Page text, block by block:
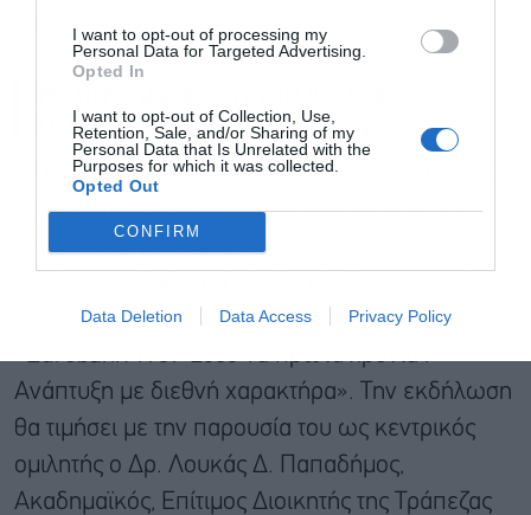
I want to opt-out of processing my
Personal Data for Targeted Advertising.
Opted In
I want to opt-out of Collection, Use,
Retention, Sale, and/or Sharing of my
Personal Data that Is Unrelated with the
Purposes for which it was collected.
Opted Out
CONFIRM
Data Deletion Data Access Privacy Policy
έσοδα.
Παπαδήμου
– Την τιμητική της έχει σήμερα η Eurobank. Με
αφορμή την επέτειο των 30 χρόνων από την
ίδρυση της Τράπεζας, θα γίνει παρουσίαση του
Δικαίου κ. Χρήστου Βλ. Γκόρτσου, με τίτλο
«Eurobank 1989-2008 Τα πρώτα χρόνια :
Ανάπτυξη με διεθνή χαρακτήρα». Την εκδήλωση
θα τιμήσει με την παρουσία του ως κεντρικός
ομιλητής o Δρ. Λουκάς Δ. Παπαδήμος,
Ακαδημαϊκός, Επίτιμος Διοικητής της Τράπεζας